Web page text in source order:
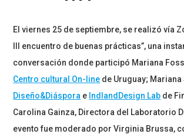
El viernes 25 de septiembre, se realizó vía
III encuentro de buenas prácticas”, una
conversación donde participó Mariana
Centro cultural On-line de Uruguay;
Diseño&Diáspora e IndlandDesign Lab de
Carolina Gainza, Directora del Laboratorio
evento fue moderado por Virginia Brussa,